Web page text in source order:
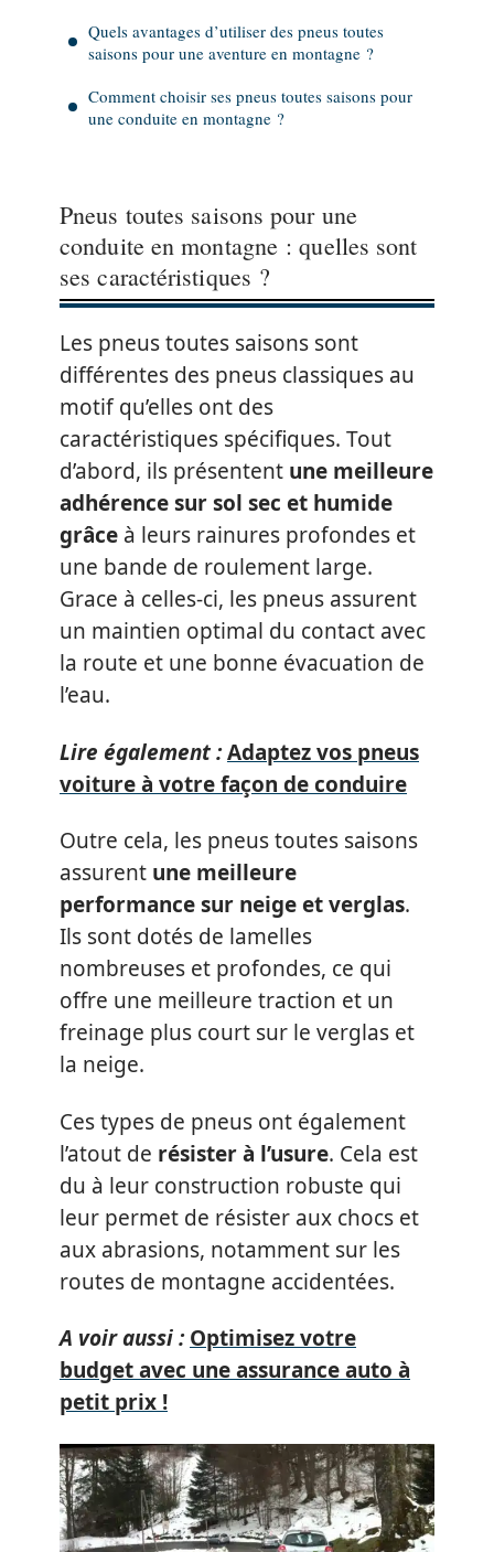
Quels avantages d’utiliser des pneus toutes
saisons pour une aventure en montagne ?
Comment choisir ses pneus toutes saisons pour
une conduite en montagne ?
Pneus toutes saisons pour une
conduite en montagne : quelles sont
ses caractéristiques ?
Les pneus toutes saisons sont
différentes des pneus classiques au
motif qu’elles ont des
caractéristiques spécifiques. Tout
d’abord, ils présentent une meilleure
adhérence sur sol sec et humide
grâce à leurs rainures profondes et
une bande de roulement large.
Grace à celles-ci, les pneus assurent
un maintien optimal du contact avec
la route et une bonne évacuation de
l’eau.
Lire également :Adaptez vos pneus
voiture à votre façon de conduire
Outre cela, les pneus toutes saisons
assurent une meilleure
performance sur neige et verglas.
Ils sont dotés de lamelles
nombreuses et profondes, ce qui
offre une meilleure traction et un
freinage plus court sur le verglas et
la neige.
Ces types de pneus ont également
l’atout de résister à l’usure. Cela est
du à leur construction robuste qui
leur permet de résister aux chocs et
aux abrasions, notamment sur les
routes de montagne accidentées.
A voir aussi : Optimisez votre
budget avec une assurance auto à
petit prix !